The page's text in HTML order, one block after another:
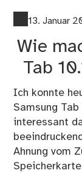
13. Januar
Wie
Tab
Ich konnte
Samsung
interessant
Ahnung vom